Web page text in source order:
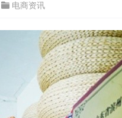
电商资讯